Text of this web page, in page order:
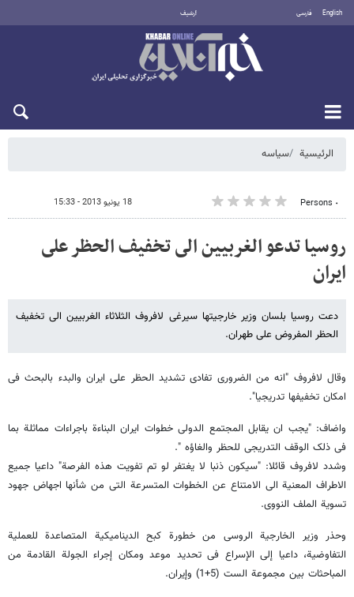
English فارسی أرشيف
الرئيسية سیاسه
٠ Persons 18 يونيو 2013 - 15:33
روسیا تدعو الغربیین الى تخفیف الحظر على
ایران
دعت روسیا بلسان وزیر خارجیتها سیرغی لافروف الثلاثاء الغربیین الى تخفیف
الحظر المفروض على طهران.
وقال لافروف "انه من الضروری تفادی تشدید الحظر على ایران والبدء بالبحث فی
امکان تخفیفها تدریجیا".
واضاف: "یجب ان یقابل المجتمع الدولی خطوات ایران البناءة باجراءات مماثلة بما
فی ذلک الوقف التدریجی للحظر والغاؤه ".
وشدد لافروف قائلا: "سیکون ذنبا لا یغتفر لو تم تفویت هذه الفرصة" داعیا جمیع
الاطراف المعنیة الى الامتناع عن الخطوات المتسرعة التی من شأنها اجهاض جهود
تسویة الملف النووی.
وحذر وزیر الخارجیة الروسی من خطورة کبح الدینامیکیة المتصاعدة للعملیة
التفاوضیة، داعیا إلى الإسراع فی تحدید موعد ومکان إجراء الجولة القادمة من
المباحثات بین مجموعة الست (5+1) وإیران.